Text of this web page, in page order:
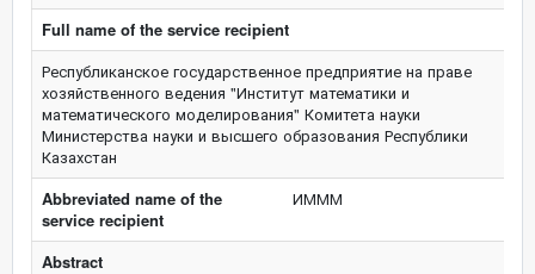
Full name of the service recipient
Республиканское государственное предприятие на праве
хозяйственного ведения "Институт математики и
математического моделирования" Комитета науки
Министерства науки и высшего образования Республики
Казахстан
Abbreviated name of the
service recipient
ИМММ
Abstract